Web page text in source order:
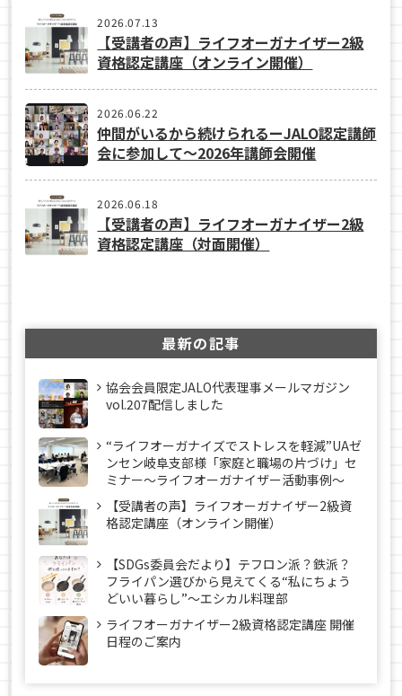
2026.07.13
【受講者の声】ライフオーガナイザー2級
資格認定講座（オンライン開催）
2026.06.22
仲間がいるから続けられるーJALO認定講師
会に参加して～2026年講師会開催
2026.06.18
【受講者の声】ライフオーガナイザー2級
資格認定講座（対面開催）
最新の記事
協会会員限定JALO代表理事メールマガジン
vol.207配信しました
“ライフオーガナイズでストレスを軽減”UAゼ
ンセン岐阜支部様「家庭と職場の片づけ」セ
ミナー～ライフオーガナイザー活動事例〜
【受講者の声】ライフオーガナイザー2級資
格認定講座（オンライン開催）
【SDGs委員会だより】テフロン派？鉄派？
フライパン選びから見えてくる“私にちょう
どいい暮らし”～エシカル料理部
ライフオーガナイザー2級資格認定講座 開催
日程のご案内